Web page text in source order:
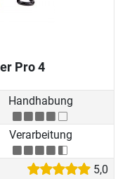
Pro 4
Handhabung
Verarbeitung
5,0